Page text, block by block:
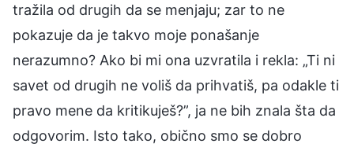
tražila od drugih da se menjaju; zar to ne
pokazuje da je takvo moje ponašanje
nerazumno? Ako bi mi ona uzvratila i rekla: „Ti ni
savet od drugih ne voliš da prihvatiš, pa odakle ti
pravo mene da kritikuješ?”, ja ne bih znala šta da
odgovorim. Isto tako, obično smo se dobro